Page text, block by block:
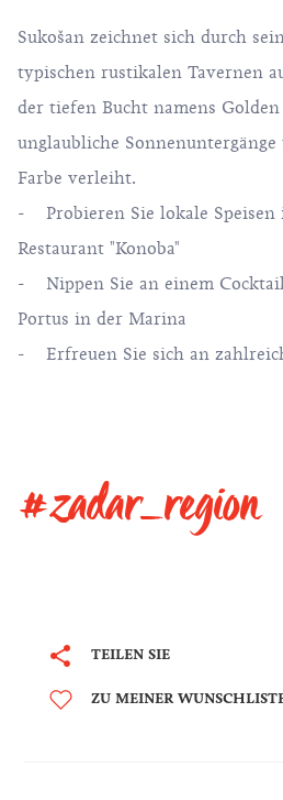
Sukošan zeichnet sich durch
typischen rustikalen Tavernen
der tiefen Bucht namens
unglaubliche Sonnenuntergänge
Farbe verleiht.
- Probieren Sie lokale
Restaurant "Konoba"
- Nippen Sie an einem
Portus in der Marina
- Erfreuen Sie sich an
#zadar_region
TEILEN SIE
ZU MEINER